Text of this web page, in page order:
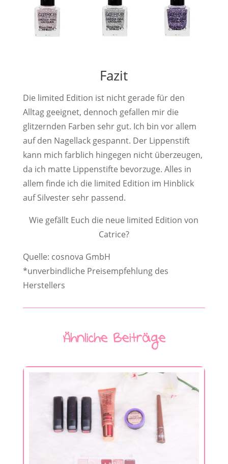
Fazit
Die limited Edition ist nicht gerade für den
Alltag geeignet, dennoch gefallen mir die
glitzernden Farben sehr gut. Ich bin vor allem
auf den Nagellack gespannt. Der Lippenstift
kann mich farblich hingegen nicht überzeugen,
da ich matte Lippenstifte bevorzuge. Alles in
allem finde ich die limited Edition im Hinblick
auf Silvester sehr passend.
Wie gefällt Euch die neue limited Edition von
Catrice?
Quelle: cosnova GmbH
*unverbindliche Preisempfehlung des
Herstellers
Ähnliche Beiträge